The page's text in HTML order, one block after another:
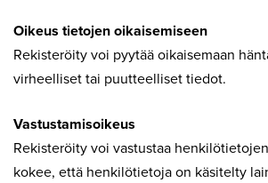
Oikeus tietojen oikaisemiseen
Rekisteröity voi pyytää oikaisemaan
virheelliset tai puutteelliset tiedot.
Vastustamisoikeus
Rekisteröity voi vastustaa
kokee, että henkilötietoja on käsitelty